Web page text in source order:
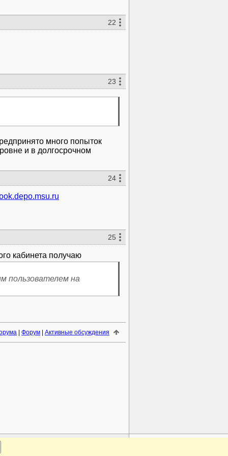
22
23
много попыток
и в долгосрочном
24
25
пользователем на
Форум Активные обсуждения